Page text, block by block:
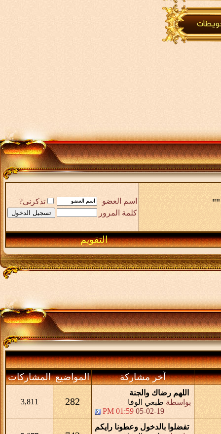
"" اسم العضو
تذكرنى?
كلمة المرور
التقويم
آخر مشاركة المواضيع المشاركات
اللهم رضاك والجنة
بواسطة طبعي الوفا
05-02-19
01:59 PM
282
3,811
تفضلوا بالدخول وعطونا رايكم